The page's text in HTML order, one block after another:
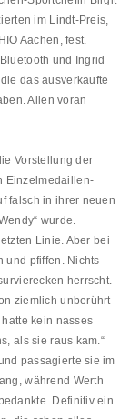
im Lindt-Preis,
Aachen, fest.
und Ingrid
das ausverkaufte
Allen voran
Vorstellung der
Einzelmedaillen-
falsch in ihrer neuen
wurde.
Linie. Aber bei
und pfiffen. Nichts
herrscht.
ziemlich unberührt
kein nasses
als sie raus kam.“
passagierte sie im
während Werth
Definitiv ein